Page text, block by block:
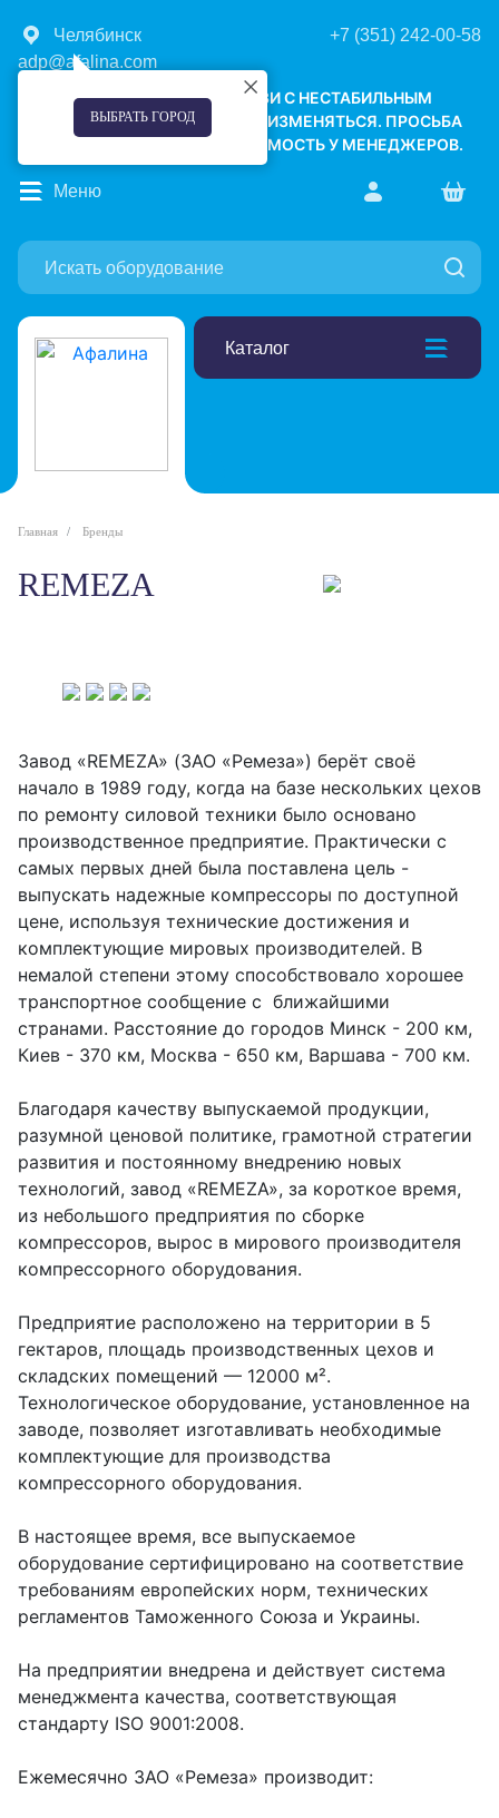
Челябинск
ВЫБРАТЬ ГОРОД
+7 (351) 242-00-58
adp@afalina.com
УВАЖАЕМЫЕ КЛИЕНТЫ! В СВЯЗИ С НЕСТАБИЛЬНЫМ
КУРСОМ ВАЛЮТ, ЦЕНЫ МОГУТ ИЗМЕНЯТЬСЯ. ПРОСЬБА
УТОЧНЯТЬ АКТУАЛЬНУЮ СТОИМОСТЬ У МЕНЕДЖЕРОВ.
Каталог
Меню
Главная Бренды
REMEZA
Завод «REMEZA» (ЗАО «Ремеза») берёт своё
начало в 1989 году, когда на базе нескольких цехов
по ремонту силовой техники было основано
производственное предприятие. Практически с
самых первых дней была поставлена цель -
выпускать надежные компрессоры по доступной
цене, используя технические достижения и
комплектующие мировых производителей. В
немалой степени этому способствовало хорошее
транспортное сообщение с ближайшими
странами. Расстояние до городов Минск - 200 км,
Киев - 370 км, Москва - 650 км, Варшава - 700 км.
Благодаря качеству выпускаемой продукции,
разумной ценовой политике, грамотной стратегии
развития и постоянному внедрению новых
технологий, завод «REMEZA», за короткое время,
из небольшого предприятия по сборке
компрессоров, вырос в мирового производителя
компрессорного оборудования.
Предприятие расположено на территории в 5
гектаров, площадь производственных цехов и
складских помещений — 12000 м².
Технологическое оборудование, установленное на
заводе, позволяет изготавливать необходимые
комплектующие для производства
компрессорного оборудования.
В настоящее время, все выпускаемое
оборудование сертифицировано на соответствие
требованиям европейских норм, технических
регламентов Таможенного Союза и Украины.
На предприятии внедрена и действует система
менеджмента качества, соответствующая
стандарту ISO 9001:2008.
Ежемесячно ЗАО «Ремеза» производит: